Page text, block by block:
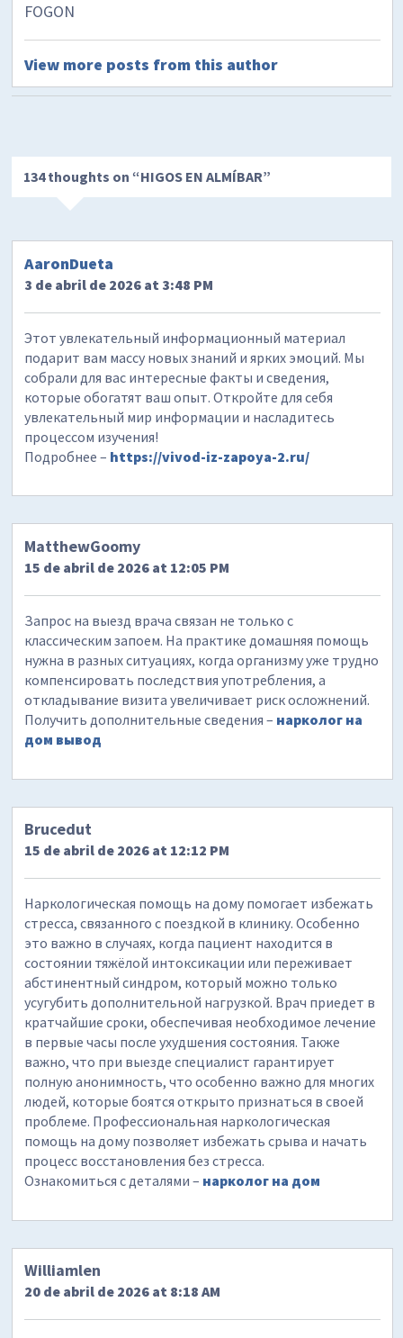
FOGON
View more posts from this author
134 thoughts on “HIGOS EN ALMÍBAR”
AaronDueta
3 de abril de 2026 at 3:48 PM
Этот увлекательный информационный материал
подарит вам массу новых знаний и ярких эмоций. Мы
собрали для вас интересные факты и сведения,
которые обогатят ваш опыт. Откройте для себя
увлекательный мир информации и насладитесь
процессом изучения!
Подробнее – https://vivod-iz-zapoya-2.ru/
MatthewGoomy
15 de abril de 2026 at 12:05 PM
Запрос на выезд врача связан не только с
классическим запоем. На практике домашняя помощь
нужна в разных ситуациях, когда организму уже трудно
компенсировать последствия употребления, а
откладывание визита увеличивает риск осложнений.
Получить дополнительные сведения – нарколог на
дом вывод
Brucedut
15 de abril de 2026 at 12:12 PM
Наркологическая помощь на дому помогает избежать
стресса, связанного с поездкой в клинику. Особенно
это важно в случаях, когда пациент находится в
состоянии тяжёлой интоксикации или переживает
абстинентный синдром, который можно только
усугубить дополнительной нагрузкой. Врач приедет в
кратчайшие сроки, обеспечивая необходимое лечение
в первые часы после ухудшения состояния. Также
важно, что при выезде специалист гарантирует
полную анонимность, что особенно важно для многих
людей, которые боятся открыто признаться в своей
проблеме. Профессиональная наркологическая
помощь на дому позволяет избежать срыва и начать
процесс восстановления без стресса.
Ознакомиться с деталями – нарколог на дом
Williamlen
20 de abril de 2026 at 8:18 AM